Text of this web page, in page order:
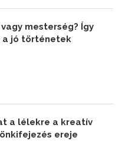
mesterség? Így
a jó történetek
a lélekre a kreatív
önkifejezés ereje